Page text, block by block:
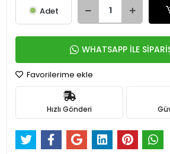
Adet
WHATSAPP İLE
Favorilerime ekle
Hızlı Gönderi